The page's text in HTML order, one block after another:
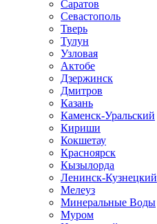
Саратов
Севастополь
Тверь
Тулун
Узловая
Актобе
Дзержинск
Дмитров
Казань
Каменск-Уральский
Кириши
Кокшетау
Красноярск
Кызылорда
Ленинск-Кузнецкий
Мелеуз
Минеральные Воды
Муром